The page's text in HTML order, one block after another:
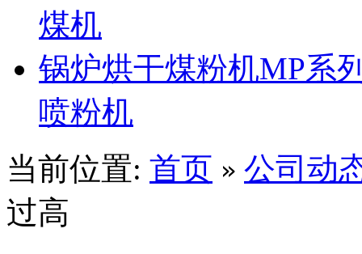
煤机
锅炉烘干煤粉机MP系
喷粉机
当前位置: 首页 » 公司动
过高